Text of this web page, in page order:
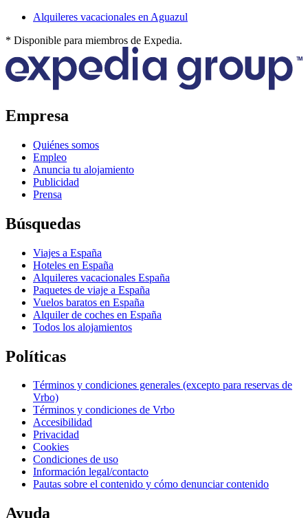
Alquileres vacacionales en Aguazul
* Disponible para miembros de Expedia.
Empresa
Quiénes somos
Empleo
Anuncia tu alojamiento
Publicidad
Prensa
Búsquedas
Viajes a España
Hoteles en España
Alquileres vacacionales España
Paquetes de viaje a España
Vuelos baratos en España
Alquiler de coches en España
Todos los alojamientos
Políticas
Términos y condiciones generales (excepto para reservas de
Vrbo)
Términos y condiciones de Vrbo
Accesibilidad
Privacidad
Cookies
Condiciones de uso
Información legal/contacto
Pautas sobre el contenido y cómo denunciar contenido
Ayuda